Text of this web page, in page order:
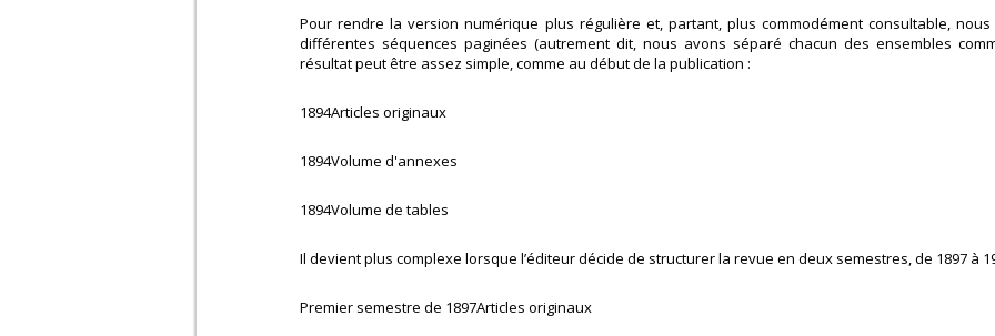
Pour rendre la version numérique plus régulière et, partant, plus commodément consultable,
différentes séquences paginées (autrement dit, nous avons séparé chacun des ensembles
résultat peut être assez simple, comme au début de la publication :
1894Articles originaux
1894Volume d'annexes
1894Volume de tables
Il devient plus complexe lorsque l’éditeur décide de structurer la revue en deux semestres, de 1897 à
Premier semestre de 1897Articles originaux